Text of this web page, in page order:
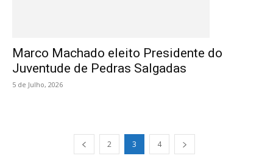
Marco Machado eleito Presidente do
Juventude de Pedras Salgadas
5 de Julho, 2026
2 3 4